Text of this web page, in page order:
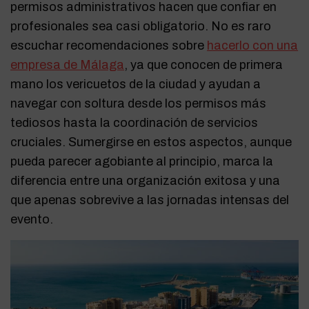
permisos administrativos hacen que confiar en
profesionales sea casi obligatorio. No es raro
escuchar recomendaciones sobre hacerlo con una
empresa de Málaga, ya que conocen de primera
mano los vericuetos de la ciudad y ayudan a
navegar con soltura desde los permisos más
tediosos hasta la coordinación de servicios
cruciales. Sumergirse en estos aspectos, aunque
pueda parecer agobiante al principio, marca la
diferencia entre una organización exitosa y una
que apenas sobrevive a las jornadas intensas del
evento.